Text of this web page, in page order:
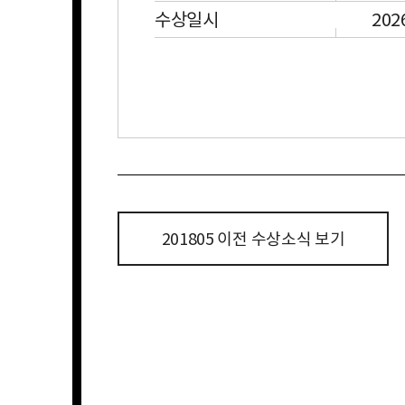
수상일시
201805 이전 수상소식 보기